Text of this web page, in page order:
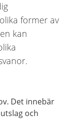
former av
kan
Det innebär
och